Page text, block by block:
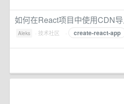
如何在React项目中使用CDN
Aleks · 技术社区 · create-react-app